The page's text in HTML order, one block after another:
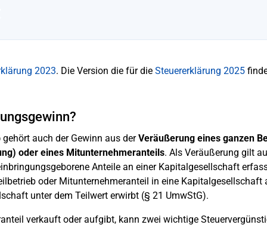
2023. Die Version die für die Steuererklärung 2025
gehört auch der Gewinn aus derVeräußerung eines ganzen
oder eines Mitunternehmeranteils. Als Veräußerung gilt
Anteile an einer Kapitalgesellschaft
oder Mitunternehmeranteil in eine Kapitalgesellschaft
unter dem Teilwert erwirbt (§ 21 UmwStG).
verkauft oder aufgibt, kann zwei wichtige